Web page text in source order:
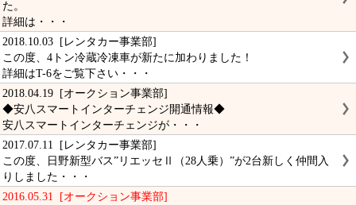
た。
詳細は・・・
2018.10.03 [レンタカー事業部]
この度、4トン冷蔵冷凍車が新たに加わりました！
詳細はT-6をご覧下さい・・・
2018.04.19 [オークション事業部]
◆安八スマートインターチェンジ開通情報◆
安八スマートインターチェンジが・・・
2017.07.11 [レンタカー事業部]
この度、日野新型バス”リエッセⅡ（28人乗）”が2台新しく仲間入
りしました・・・
2016.05.31 [オークション事業部]